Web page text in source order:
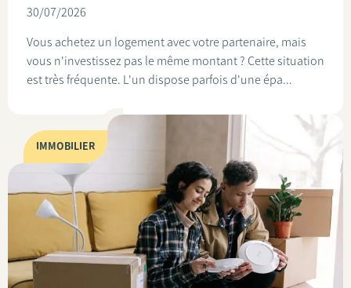
30/07/2026
Vous achetez un logement avec votre partenaire, mais
vous n'investissez pas le même montant ? Cette situation
est très fréquente. L'un dispose parfois d'une épa...
IMMOBILIER